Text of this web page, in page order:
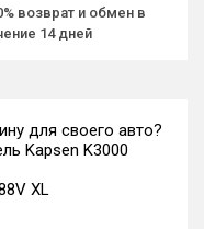
возврат и обмен в
14 дней
для своего авто?
Kapsen K3000
XL